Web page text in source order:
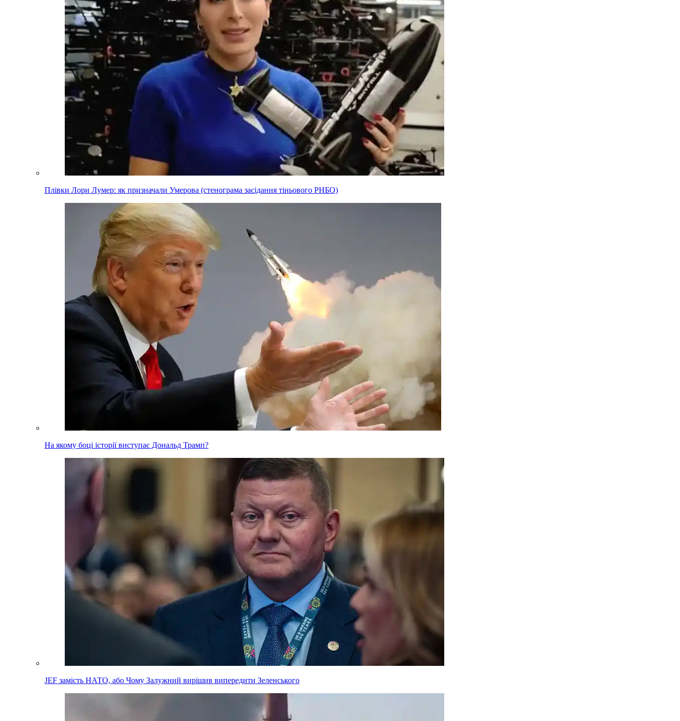
Плівки Лори Лумер: як призначали Умерова (стенограма засідання тіньового РНБО)
На якому боці історії виступає Дональд Трамп?
JEF замість НАТО, або Чому Залужний вирішив випередити Зеленського